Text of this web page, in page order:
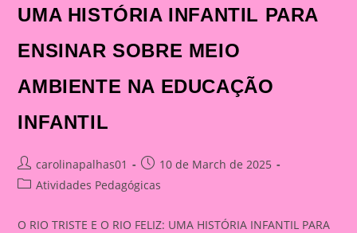
UMA HISTÓRIA INFANTIL PARA
ENSINAR SOBRE MEIO
AMBIENTE NA EDUCAÇÃO
INFANTIL
Post
author:
carolinapalhas01
Post
published:
10 de March de 2025
PostAtividades Pedagógicas
O RIO TRISTE E O RIO FELIZ: UMA HISTÓRIA INFANTIL PARA